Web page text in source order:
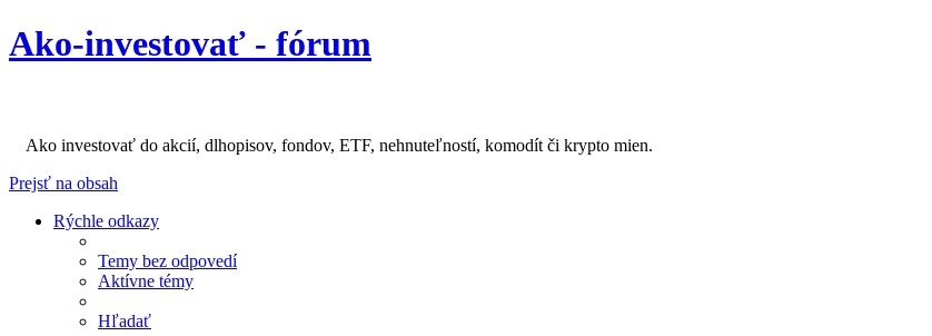
Ako-investovať - fórum
Ako investovať do akcií, dlhopisov, fondov, ETF, nehnuteľností, komodít či krypto mien.
Prejsť na obsah
Rýchle odkazy
Temy bez odpovedí
Aktívne témy
Hľadať